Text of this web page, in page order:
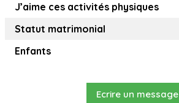
J’aime ces activités physiques
Statut matrimonial
Enfants
Ecrire un message